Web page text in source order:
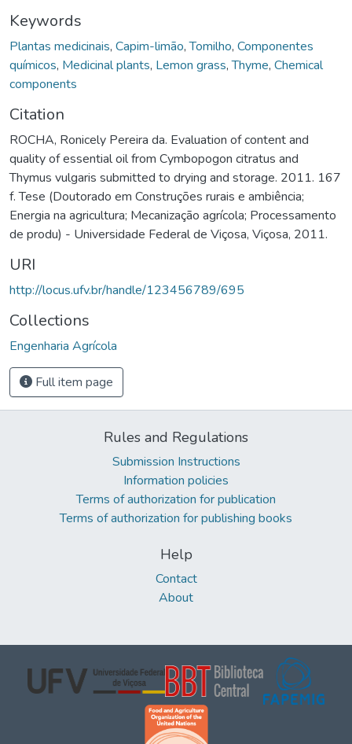
Keywords
Plantas medicinais, Capim-limão,Tomilho, Componentes
químicos, Medicinal plants, Lemon grass,Thyme, Chemical
components
Citation
ROCHA, Ronicely Pereira da. Evaluation of content and
quality of essential oil from Cymbopogon citratus and
Thymus vulgaris submitted to drying and storage. 2011. 167
f. Tese (Doutorado em Construções rurais e ambiência;
Energia na agricultura; Mecanização agrícola; Processamento
de produ) - Universidade Federal de Viçosa, Viçosa, 2011.
URI
http://locus.ufv.br/handle/123456789/695
Collections
Engenharia Agrícola
Full item page
Rules and Regulations
Submission Instructions
Information policies
Terms of authorization for publication
Terms of authorization for publishing books
Help
Contact
About